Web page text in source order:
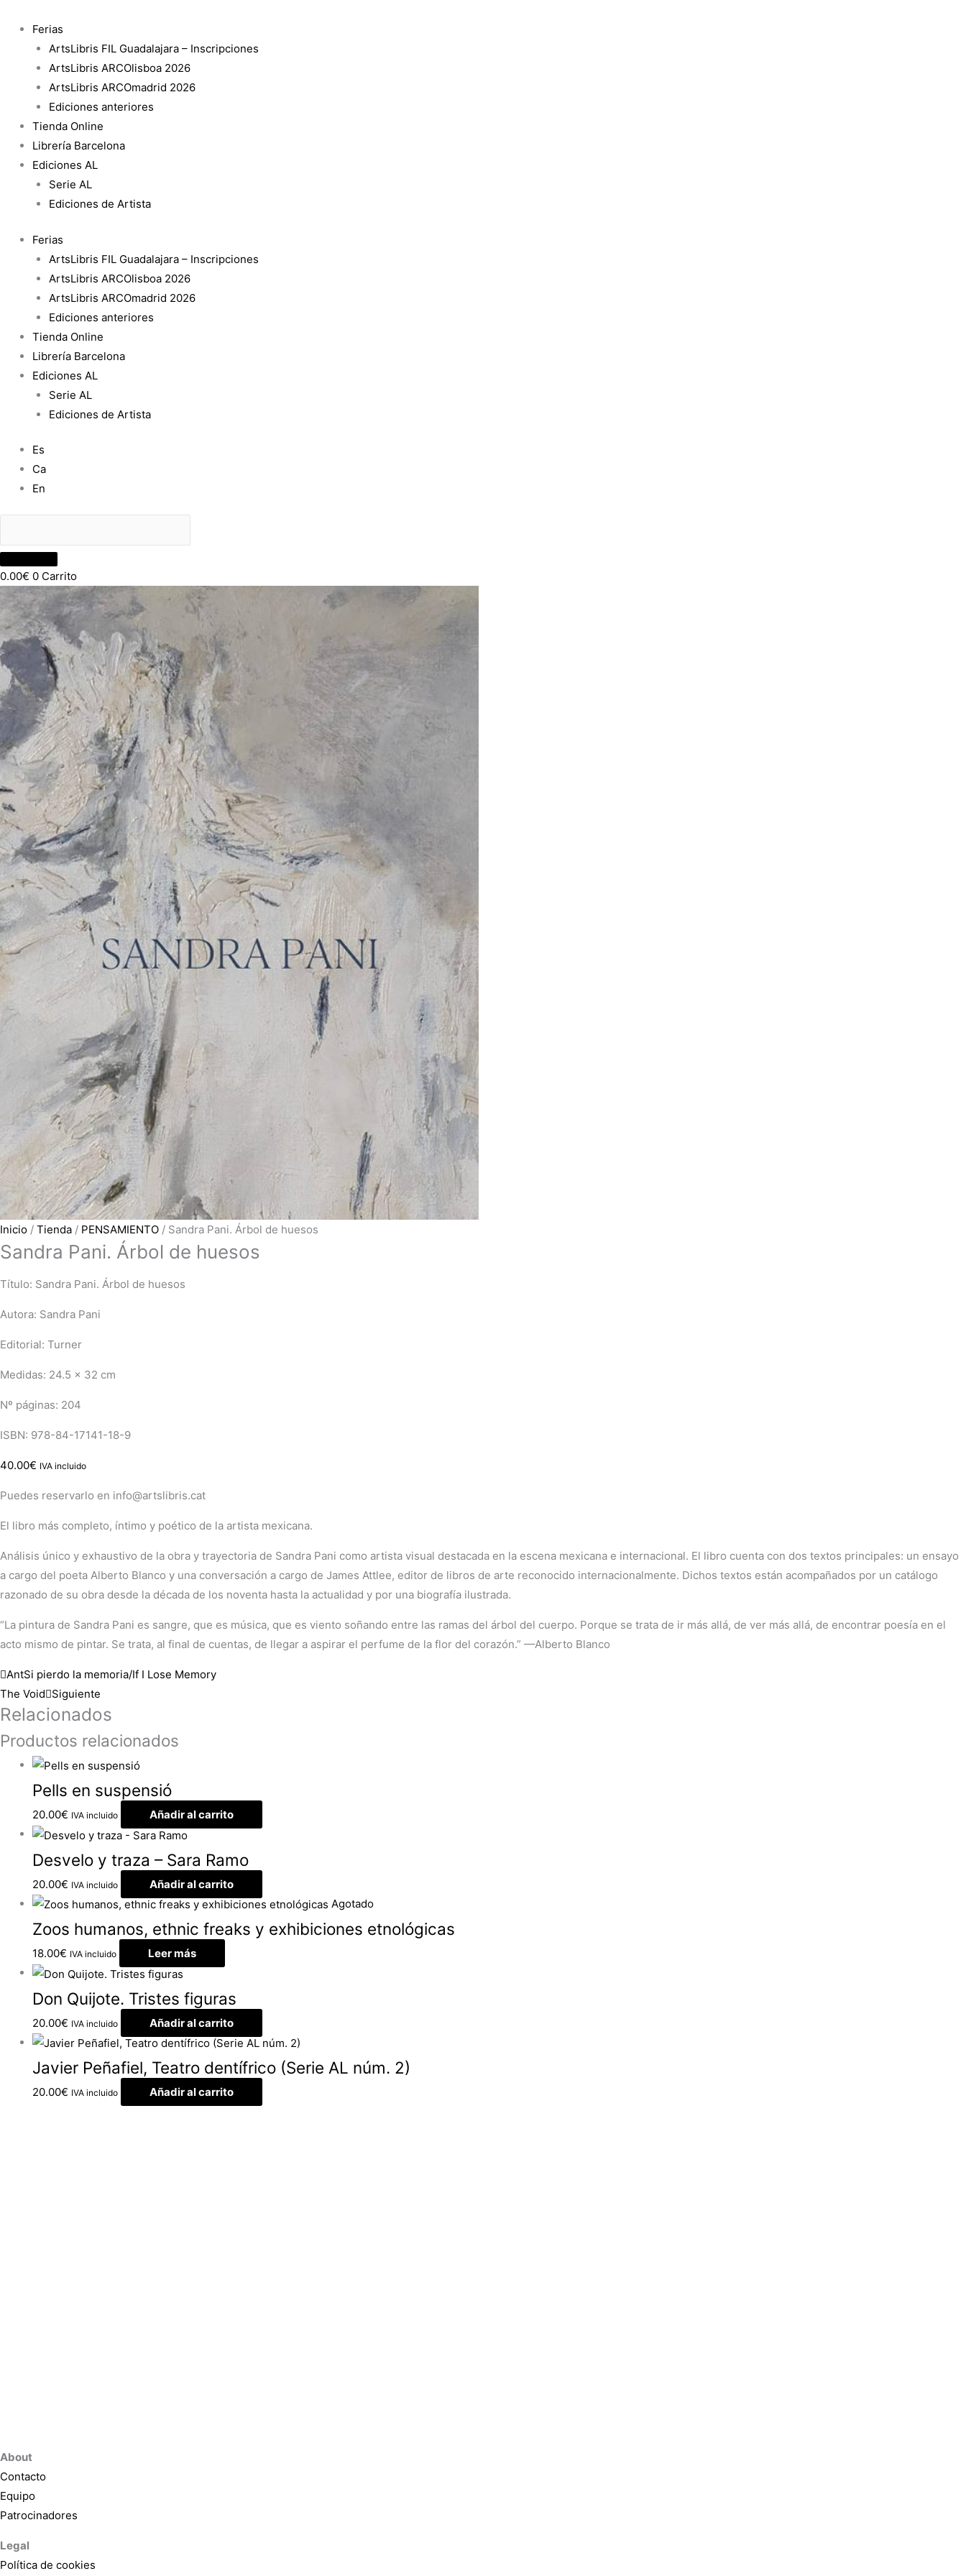
contenido
Ferias
ArtsLibris FIL Guadalajara – Inscripciones
ArtsLibris ARCOlisboa 2026
ArtsLibris ARCOmadrid 2026
Ediciones anteriores
Tienda Online
Librería Barcelona
Ediciones AL
Serie AL
Ediciones de Artista
Ferias
ArtsLibris FIL Guadalajara – Inscripciones
ArtsLibris ARCOlisboa 2026
ArtsLibris ARCOmadrid 2026
Ediciones anteriores
Tienda Online
Librería Barcelona
Ediciones AL
Serie AL
Ediciones de Artista
Es
Ca
En
0.00€ 0 Carrito
Inicio / Tienda / PENSAMIENTO / Sandra Pani. Árbol de huesos
Sandra Pani. Árbol de huesos
Título: Sandra Pani. Árbol de huesos
Autora: Sandra Pani
Editorial: Turner
Medidas: 24.5 × 32 cm
Nº páginas: 204
ISBN: 978-84-17141-18-9
40.00€ IVA incluido
Puedes reservarlo en info@artslibris.cat
El libro más completo, íntimo y poético de la artista mexicana.
Análisis único y exhaustivo de la obra y trayectoria de Sandra Pani como artista visual destacada en la escena mexicana e internacional. El libro cuenta con dos textos principales: un ensayo
a cargo del poeta Alberto Blanco y una conversación a cargo de James Attlee, editor de libros de arte reconocido internacionalmente. Dichos textos están acompañados por un catálogo
razonado de su obra desde la década de los noventa hasta la actualidad y por una biografía ilustrada.
“La pintura de Sandra Pani es sangre, que es música, que es viento soñando entre las ramas del árbol del cuerpo. Porque se trata de ir más allá, de ver más allá, de encontrar poesía en el
acto mismo de pintar. Se trata, al final de cuentas, de llegar a aspirar el perfume de la flor del corazón.” —Alberto Blanco
AntSi pierdo la memoria/If I Lose Memory
The Void Siguiente
Relacionados
Productos relacionados
Pells en suspensió
20.00€ IVA incluido Añadir al carrito
Desvelo y traza – Sara Ramo
20.00€ IVA incluido
Añadir al carrito
Agotado
Zoos humanos, ethnic freaks y exhibiciones etnológicas
18.00€ IVA incluido Leer más
Don Quijote. Tristes figuras
20.00€ IVA incluido Añadir al carrito
Javier Peñafiel, Teatro dentífrico (Serie AL núm. 2)
20.00€ IVA incluido Añadir al carrito
About
Contacto
Equipo
Patrocinadores
Legal
Política de cookies